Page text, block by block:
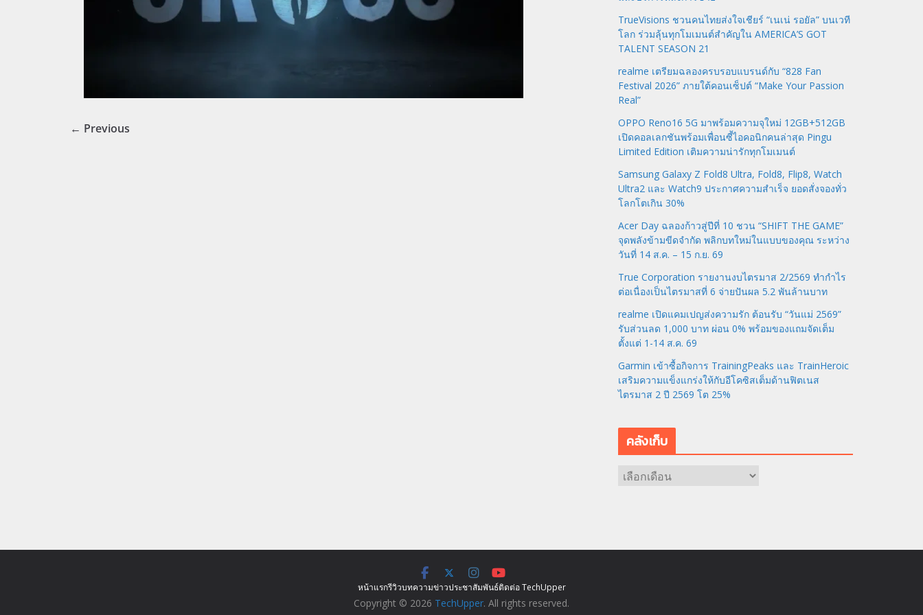
← Previous
TrueVisions ชวนคนไทยส่งใจเชียร์ “เนเน่ รอยัล” บนเวที
โลก ร่วมลุ้นทุกโมเมนต์สำคัญใน AMERICA’S GOT
TALENT SEASON 21
realme เตรียมฉลองครบรอบแบรนด์กับ “828 Fan
Festival 2026” ภายใต้คอนเซ็ปต์ “Make Your Passion
Real”
OPPO Reno16 5G มาพร้อมความจุใหม่ 12GB+512GB
เปิดคอลเลกชันพร้อมเพื่อนซี้ไอคอนิกคนล่าสุด Pingu
Limited Edition เติมความน่ารักทุกโมเมนต์
Samsung Galaxy Z Fold8 Ultra, Fold8, Flip8, Watch
Ultra2 และ Watch9 ประกาศความสำเร็จ ยอดสั่งจองทั่ว
โลกโตเกิน 30%
Acer Day ฉลองก้าวสู่ปีที่ 10 ชวน “SHIFT THE GAME”
จุดพลังข้ามขีดจำกัด พลิกบทใหม่ในแบบของคุณ ระหว่าง
วันที่ 14 ส.ค. – 15 ก.ย. 69
True Corporation รายงานงบไตรมาส 2/2569 ทำกำไร
ต่อเนื่องเป็นไตรมาสที่ 6 จ่ายปันผล 5.2 พันล้านบาท
realme เปิดแคมเปญส่งความรัก ต้อนรับ “วันแม่ 2569”
รับส่วนลด 1,000 บาท ผ่อน 0% พร้อมของแถมจัดเต็ม
ตั้งแต่ 1-14 ส.ค. 69
Garmin เข้าซื้อกิจการ TrainingPeaks และ TrainHeroic
เสริมความแข็งแกร่งให้กับอีโคซิสเต็มด้านฟิตเนส
ไตรมาส 2 ปี 2569 โต 25%
คลังเก็บ
หน้าแรกรีวิวบทความข่าวประชาสัมพันธ์ติดต่อ TechUpper
Copyright © 2026 TechUpper. All rights reserved.